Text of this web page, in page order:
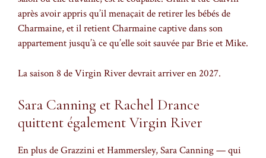
après avoir appris qu’il menaçait de retirer les bébés de
Charmaine, et il retient Charmaine captive dans son
appartement jusqu’à ce qu’elle soit sauvée par Brie et Mike.
La saison 8 de Virgin River devrait arriver en 2027.
Sara Canning et Rachel Drance
quittent également Virgin River
En plus de Grazzini et Hammersley, Sara Canning — qui